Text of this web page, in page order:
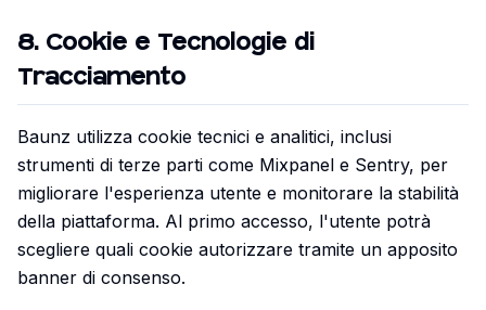
8. Cookie e Tecnologie di
Tracciamento
Baunz utilizza cookie tecnici e analitici, inclusi
strumenti di terze parti come Mixpanel e Sentry, per
migliorare l'esperienza utente e monitorare la stabilità
della piattaforma. Al primo accesso, l'utente potrà
scegliere quali cookie autorizzare tramite un apposito
banner di consenso.